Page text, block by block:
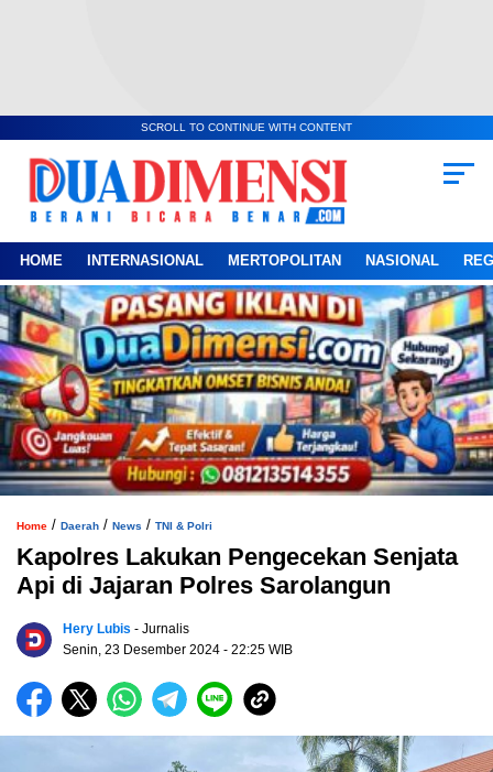
SCROLL TO CONTINUE WITH CONTENT
HOME INTERNASIONAL MERTOPOLITAN NASIONAL
Home / Daerah / News / TNI & Polri
Kapolres Lakukan Pengecekan Senjata
Api di Jajaran Polres Sarolangun
Hery Lubis - Jurnalis
Senin, 23 Desember 2024 - 22:25 WIB